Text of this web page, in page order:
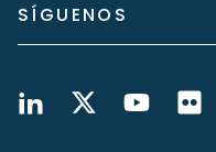
SÍGUENOS